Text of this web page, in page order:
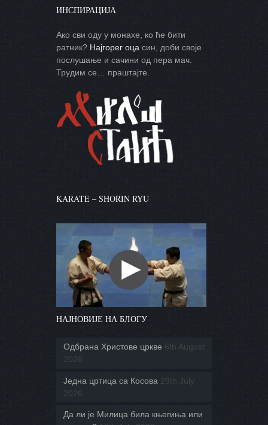
ИНСПИРАЦИЈА
Ако сви оду у монахе, ко ће бити
ратник? Најгорег оца син, доби своје
послушање и сачини од пера мач.
Трудим се… праштајте.
KARATE – SHORIN RYU
НАЈНОВИЈЕ НА БЛОГУ
Одбрана Христове цркве 6th August
2026
Једна цртица са Косова 29th July
2026
Да ли је Милица била књегиња или